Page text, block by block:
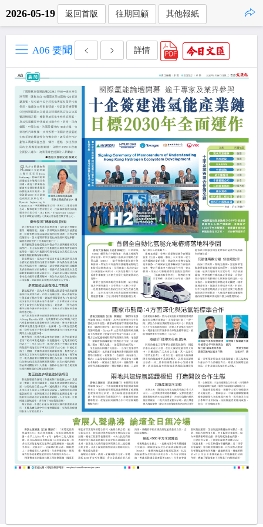
2026-05-19 返回首版 往期回顧 其他報紙
A06 要聞 詳情